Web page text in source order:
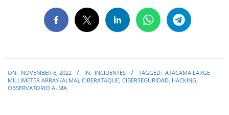
11-
06
ON: NOVEMBER 6, 2022 IN: INCIDENTES TAGGED: ATACAMA LARGE
MILLIMETER ARRAY (ALMA), CIBERATAQUE, CIBERSEGURIDAD, HACKING,
OBSERVATORIO ALMA